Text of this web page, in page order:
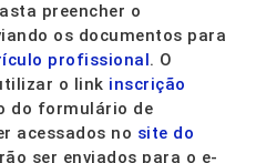
preencher o
os documentos para
profissional. O
o link inscrição
do formulário de
acessados no site do
ser enviados para o e-